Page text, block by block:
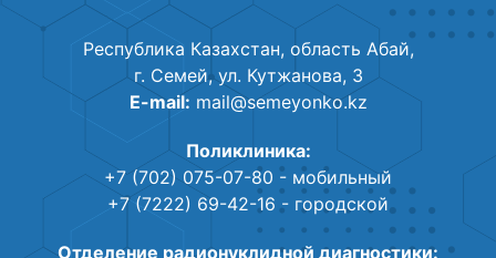
Республика Казахстан, область Абай,
г. Семей, ул. Кутжанова, 3
E-mail: mail@semeyonko.kz
Поликлиника:
+7 (702) 075-07-80 - мобильный
+7 (7222) 69-42-16 - городской
Отделение радионуклидной диагностики: